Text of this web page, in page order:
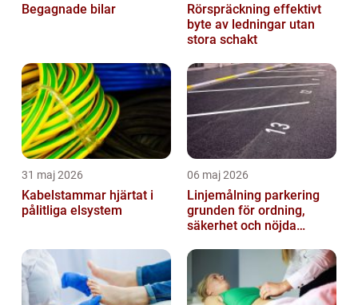
Begagnade bilar
Rörspräckning effektivt
byte av ledningar utan
stora schakt
31 maj 2026
Kabelstammar hjärtat i
pålitliga elsystem
06 maj 2026
Linjemålning parkering
grunden för ordning,
säkerhet och nöjda